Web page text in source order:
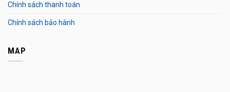
Chính sách thanh toán
Chính sách bảo hành
MAP